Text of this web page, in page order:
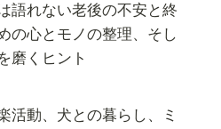
語れない老後の不安と終
の心とモノの整理、そし
磨くヒント
活動、犬との暮らし、ミ